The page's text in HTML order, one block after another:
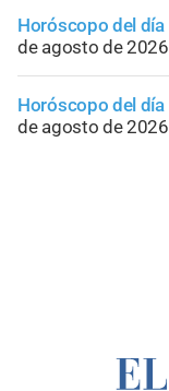
Horóscopo del día
de agosto de 2026
Horóscopo del día
de agosto de 2026